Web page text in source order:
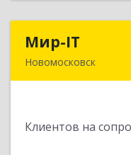
Мир-IT
Новомосковск
Клиентов на